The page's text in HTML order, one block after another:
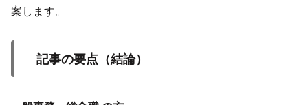
案します。
記事の要点（結論）